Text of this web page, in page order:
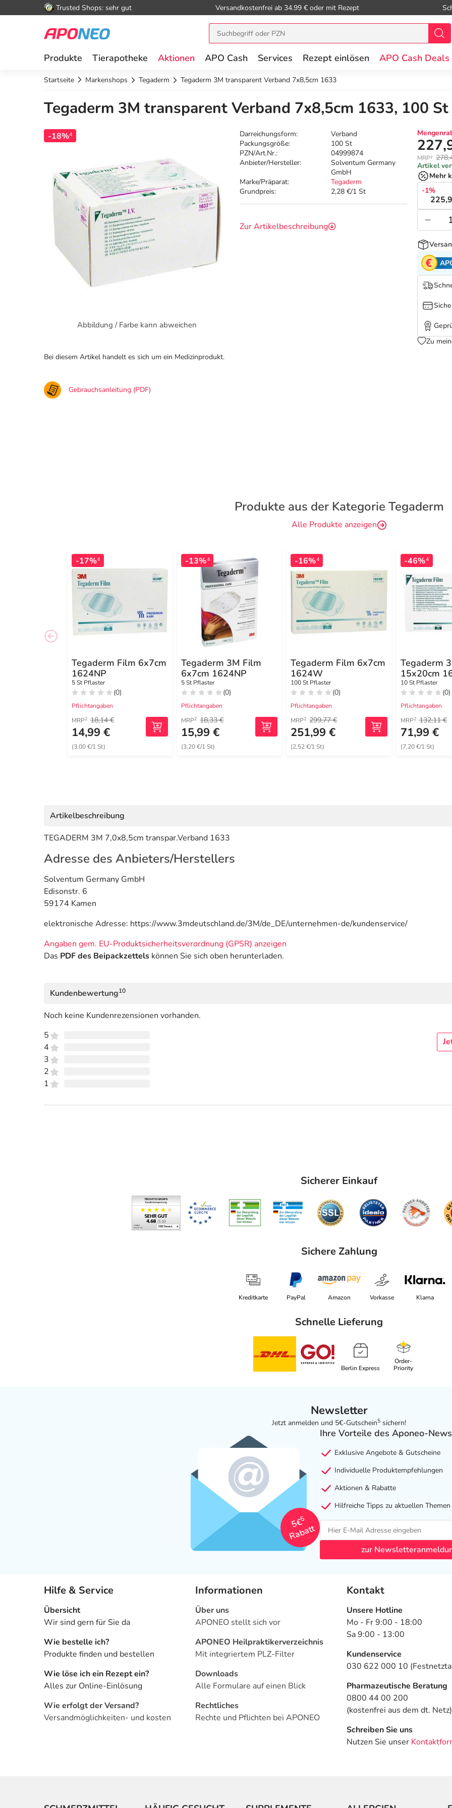
Trusted Shops: sehr gut Versandkostenfrei ab 34.99 € oder mit Rezept
Produkte Tierapotheke Aktionen APO Cash Services Rezept einlösen APO Cash Deals
Startseite Markenshops Tegaderm Tegaderm 3M transparent Verband 7x8,5cm 1633
Tegaderm 3M transparent Verband 7x8,5cm 1633, 100 St
-18%4
Abbildung / Farbe kann abweichen
Darreichungsform:
Verband
Packungsgröße:
100 St
PZN/Art.Nr.:
04999874
Anbieter/Hersteller:
Solventum Germany
GmbH
Marke/Präparat:
Tegaderm
Grundpreis:
2,28 €/1 St
Zur Artikelbeschreibung
MRP²
Artikel
Mehr
-1%
Zu
Bei diesem Artikel handelt es sich um ein Medizinprodukt.
Gebrauchsanleitung (PDF)
Produkte aus der Kategorie Tegaderm
Alle Produkte anzeigen
-17%4
Tegaderm Film 6x7cm
1624NP
5 St Pflaster
(0)
Pflichtangaben
MRP2 18,14 €
14,99 €
(3,00 €/1 St)
-13%4
Tegaderm 3M Film
6x7cm 1624NP
5 St Pflaster
(0)
Pflichtangaben
MRP2 18,33 €
15,99 €
(3,20 €/1 St)
-16%4
Tegaderm Film 6x7cm
1624W
100 St Pflaster
(0)
Pflichtangaben
MRP2 299,77 €
251,99 €
(2,52 €/1 St)
-46%4
Tegaderm
15x20cm
10 St Pflaster
(0)
Pflichtangaben
MRP2 132,11 €
71,99 €
(7,20 €/1 St)
Artikelbeschreibung
TEGADERM 3M 7,0x8,5cm transpar.Verband 1633
Adresse des Anbieters/Herstellers
Solventum Germany GmbH
Edisonstr. 6
59174 Kamen
elektronische Adresse: https://www.3mdeutschland.de/3M/de_DE/unternehmen-de/kundenservice/
Angaben gem. EU-Produktsicherheitsverordnung (GPSR) anzeigen
Das PDF des Beipackzettels können Sie sich oben herunterladen.
Kundenbewertung10
Noch keine Kundenrezensionen vorhanden.
5
4
3
2
1
Sicherer Einkauf
Sichere Zahlung
Kreditkarte PayPal Amazon Vorkasse Klarna
Schnelle Lieferung
Berlin Express
Order-
Priority
Newsletter
Jetzt anmelden und 5€-Gutschein5 sichern!
5€
5
Rabatt
Ihre Vorteile des Aponeo-
Exklusive Angebote & Gutscheine
Individuelle Produktempfehlungen
Aktionen & Rabatte
Hilfreiche Tipps zu aktuellen Themen
zur
Hilfe & Service
Übersicht
Wir sind gern für Sie da
Wie bestelle ich?
Produkte finden und bestellen
Wie löse ich ein Rezept ein?
Alles zur Online-Einlösung
Wie erfolgt der Versand?
Versandmöglichkeiten- und kosten
Informationen
Über uns
APONEO stellt sich vor
APONEO Heilpraktikerverzeichnis
Mit integriertem PLZ-Filter
Downloads
Alle Formulare auf einen Blick
Rechtliches
Rechte und Pflichten bei APONEO
Kontakt
Unsere Hotline
Mo - Fr 9:00 - 18:00
Sa 9:00 - 13:00
Kundenservice
030 622 000 10
Pharmazeutische Beratung
0800 44 00 200
(kostenfrei aus dem dt. Netz)
Schreiben Sie uns
Nutzen Sie unser